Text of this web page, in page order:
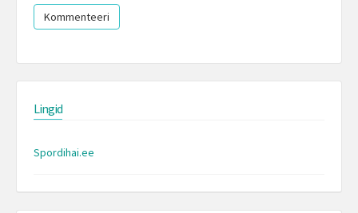
Lingid
Spordihai.ee